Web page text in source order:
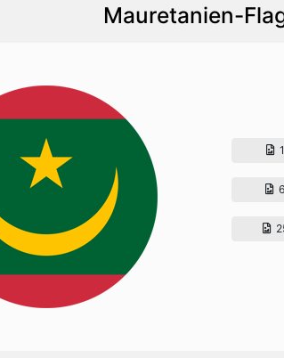
Mauretanien-